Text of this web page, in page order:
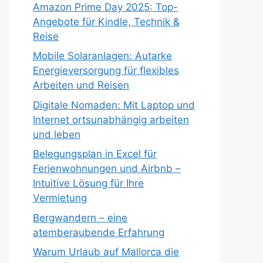
Amazon Prime Day 2025: Top-
Angebote für Kindle, Technik &
Reise
Mobile Solaranlagen: Autarke
Energieversorgung für flexibles
Arbeiten und Reisen
Digitale Nomaden: Mit Laptop und
Internet ortsunabhängig arbeiten
und leben
Belegungsplan in Excel für
Ferienwohnungen und Airbnb –
Intuitive Lösung für Ihre
Vermietung
Bergwandern – eine
atemberaubende Erfahrung
Warum Urlaub auf Mallorca die